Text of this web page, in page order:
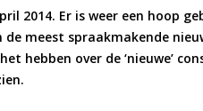
2014. Er is weer een hoop
meest spraakmakende
hebben over de ‘nieuwe’